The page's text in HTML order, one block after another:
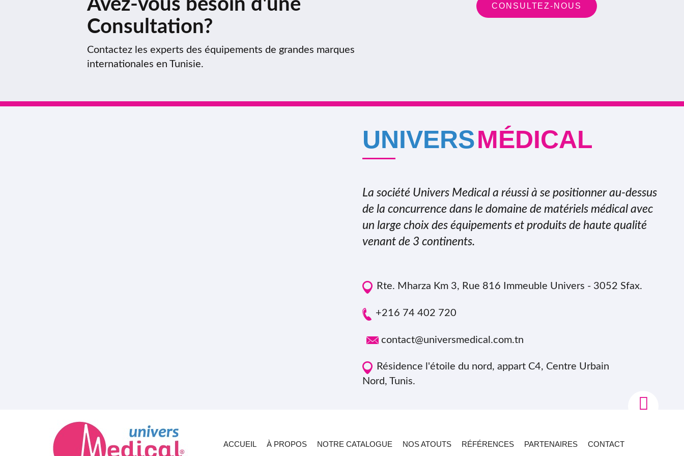
Avez-vous besoin d'une
Consultation?
Contactez les experts des équipements de grandes marques
internationales en Tunisie.
CONSULTEZ-NOUS
UNIVERSMÉDICAL
La société Univers Medical a réussi à se positionner au-dessus
de la concurrence dans le domaine de matériels médical avec
un large choix des équipements et produits de haute qualité
venant de 3 continents.
Rte. Mharza Km 3, Rue 816 Immeuble Univers - 3052 Sfax.
+216 74 402 720
contact@universmedical.com.tn
Résidence l'étoile du nord, appart C4, Centre Urbain
Nord, Tunis.
ACCUEIL À PROPOS NOTRE CATALOGUE NOS ATOUTS RÉFÉRENCES PARTENAIRES CONTACT